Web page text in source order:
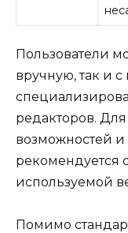
Пользователи
вручную, так и
редакторов.
возможностей
рекомендуется
используемой
Помимо